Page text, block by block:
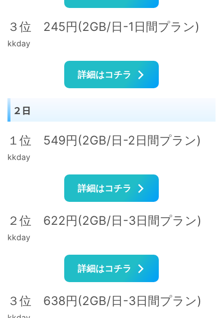
３位 245円(2GB/日-1日間プラン)
kkday
詳細はコチラ
２日
１位 549円(2GB/日-2日間プラン)
kkday
詳細はコチラ
２位 622円(2GB/日-3日間プラン)
kkday
詳細はコチラ
３位 638円(2GB/日-3日間プラン)